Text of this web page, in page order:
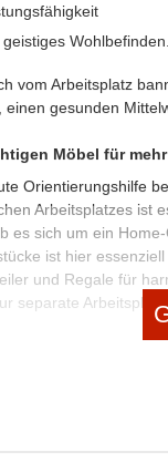
Wohlbefinden.
vom Arbeitsplatz
einen gesunden
Möbel für
Orientierungshilfe
Arbeitsplatzes ist
es sich um ein
ist hier
und Regale für
separate
wie